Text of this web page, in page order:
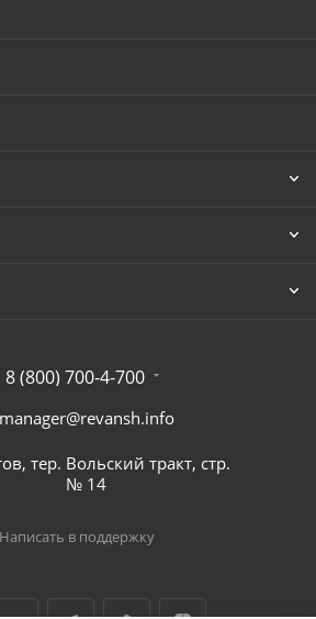
8 (800) 700-4-700
manager@revansh.info
тер. Вольский тракт, стр.
№ 14
Написать в поддержку